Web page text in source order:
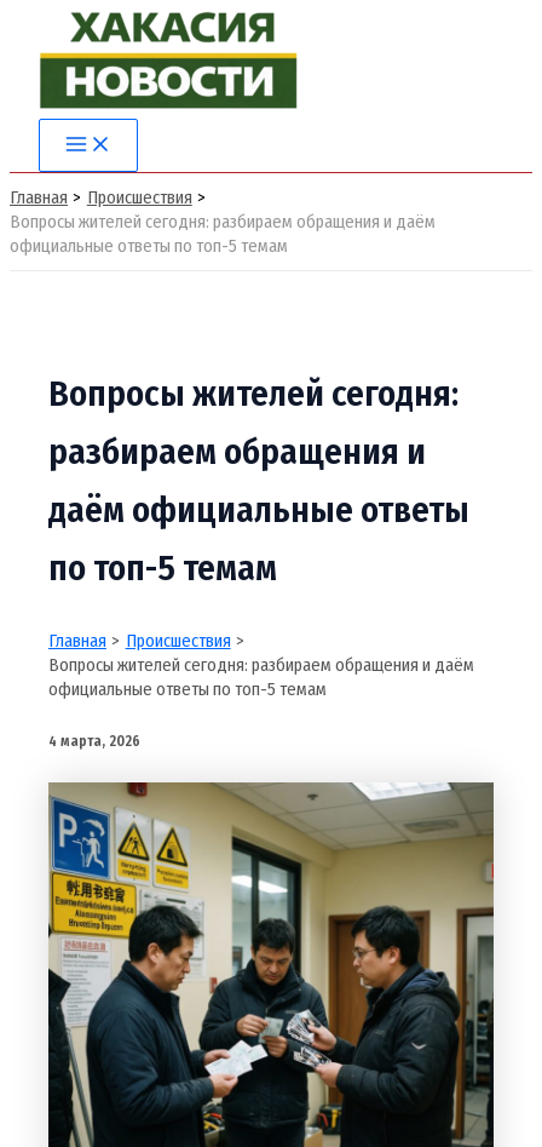
содержимому
Main
Menu
Главная
Происшествия
Вопросы жителей сегодня: разбираем обращения и даём
официальные ответы по топ-5 темам
Вопросы жителей сегодня:
разбираем обращения и
даём официальные ответы
по топ-5 темам
Главная
Происшествия
Вопросы жителей сегодня: разбираем обращения и даём
официальные ответы по топ-5 темам
4 марта, 2026